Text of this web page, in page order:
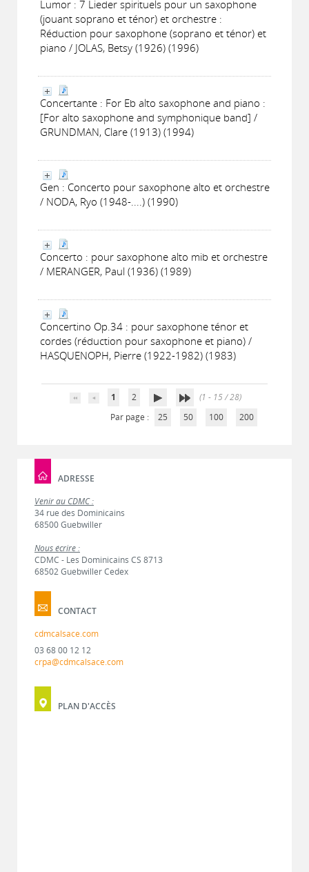
Lumor : 7 Lieder spirituels pour un saxophone
(jouant soprano et ténor) et orchestre :
Réduction pour saxophone (soprano et ténor) et
piano / JOLAS, Betsy (1926) (1996)
Concertante : For Eb alto saxophone and piano :
[For alto saxophone and symphonique band] /
GRUNDMAN, Clare (1913) (1994)
Gen : Concerto pour saxophone alto et orchestre
/ NODA, Ryo (1948-....) (1990)
Concerto : pour saxophone alto mib et orchestre
/ MERANGER, Paul (1936) (1989)
Concertino Op.34 : pour saxophone ténor et
cordes (réduction pour saxophone et piano) /
HASQUENOPH, Pierre (1922-1982) (1983)
1 2
(1 - 15 / 28)
Par page :
25 50 100 200
ADRESSE
Venir au CDMC :
34 rue des Dominicains
68500 Guebwiller
Nous écrire :
CDMC - Les Dominicains CS 8713
68502 Guebwiller Cedex
CONTACT
cdmcalsace.com
03 68 00 12 12
crpa@cdmcalsace.com
PLAN D'ACCÈS